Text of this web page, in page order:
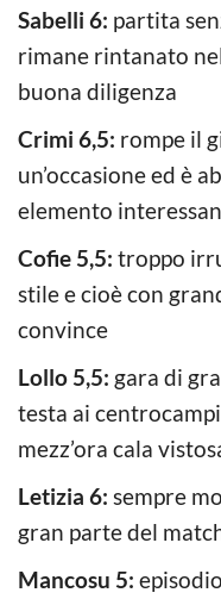
Sabelli 6: partita
rimane rintanato
buona diligenza
Crimi 6,5: rompe il
un’occasione ed è
elemento
Cofie 5,5: troppo
stile e cioè con
convince
Lollo 5,5: gara di
testa ai
mezz’ora cala
Letizia 6: sempre
gran parte del
Mancosu 5: